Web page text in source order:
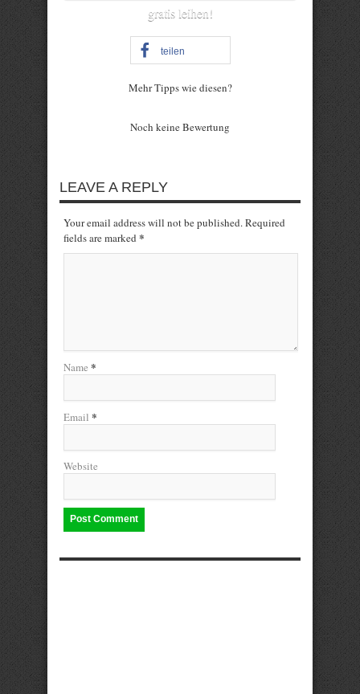
gratis leihen!
teilen
Mehr Tipps wie diesen?
Noch keine Bewertung
LEAVE A REPLY
Your email address will not be published. Required
fields are marked *
Name *
Email *
Website